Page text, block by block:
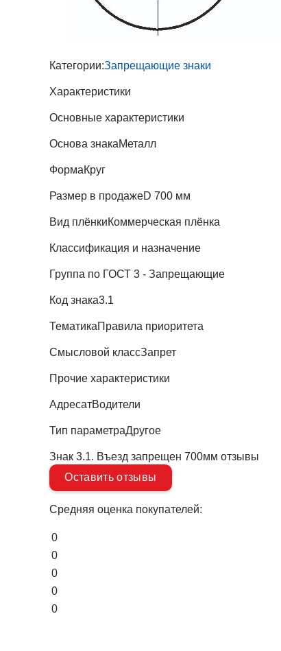
Категории:Запрещающие знаки
Характеристики
Основные характеристики
Основа знакаМеталл
ФормаКруг
Размер в продажеD 700 мм
Вид плёнкиКоммерческая плёнка
Классификация и назначение
Группа по ГОСТ 3 - Запрещающие
Код знака3.1
ТематикаПравила приоритета
Смысловой классЗапрет
Прочие характеристики
АдресатВодители
Тип параметраДругое
Знак 3.1. Въезд запрещен 700мм отзывы
Оставить отзывы
Средняя оценка покупателей:
0
0
0
0
0